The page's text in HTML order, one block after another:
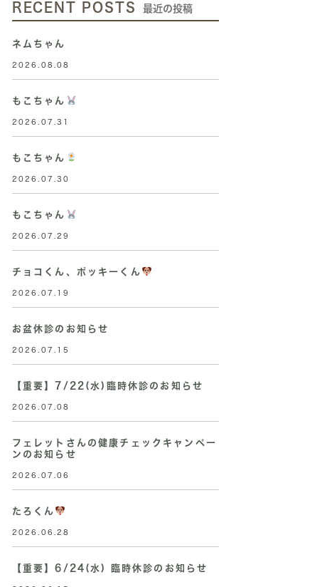
RECENT POSTS 最近の投稿
ネムちゃん
2026.08.08
もこちゃん
2026.07.31
もこちゃん
2026.07.30
もこちゃん
2026.07.29
チョコくん、ポッキーくん
2026.07.19
お盆休診のお知らせ
2026.07.15
【重要】7/22(水)臨時休診のお知らせ
2026.07.08
フェレットさんの健康チェックキャンペー
ンのお知らせ
2026.07.06
たろくん
2026.06.28
【重要】6/24(水) 臨時休診のお知らせ